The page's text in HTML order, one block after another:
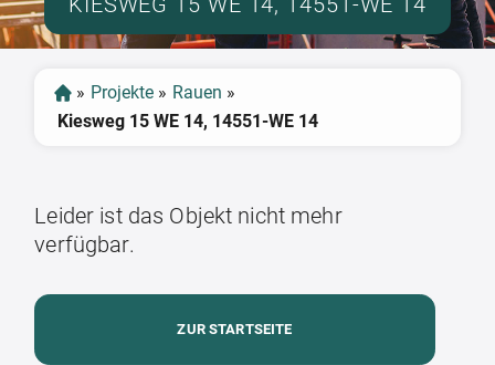
» Projekte » Rauen »
Kiesweg 15 WE 14, 14551-WE 14
Leider ist das Objekt nicht mehr
verfügbar.
ZUR STARTSEITE